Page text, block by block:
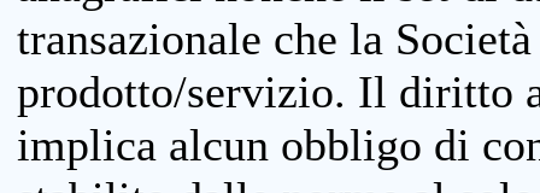
transazionale che la
prodotto/servizio. Il diritto
implica alcun obbligo di